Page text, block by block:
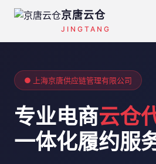
京唐云仓
JINGTANG
● 上海京唐供应链管理有限公司
专业电商云仓
一体化履约服